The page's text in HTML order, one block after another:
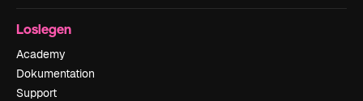
Loslegen
Academy
Dokumentation
Support